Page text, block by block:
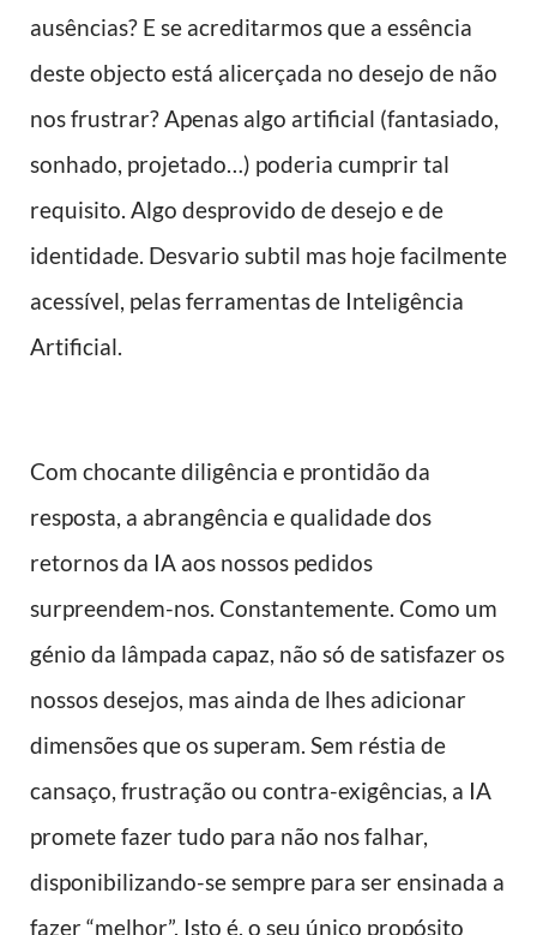
ausências? E se acreditarmos que a essência
deste objecto está alicerçada no desejo de não
nos frustrar? Apenas algo artificial (fantasiado,
sonhado, projetado…) poderia cumprir tal
requisito. Algo desprovido de desejo e de
identidade. Desvario subtil mas hoje facilmente
acessível, pelas ferramentas de Inteligência
Artificial.
Com chocante diligência e prontidão da
resposta, a abrangência e qualidade dos
retornos da IA aos nossos pedidos
surpreendem-nos. Constantemente. Como um
génio da lâmpada capaz, não só de satisfazer os
nossos desejos, mas ainda de lhes adicionar
dimensões que os superam. Sem réstia de
cansaço, frustração ou contra-exigências, a IA
promete fazer tudo para não nos falhar,
disponibilizando-se sempre para ser ensinada a
fazer “melhor”. Isto é, o seu único propósito